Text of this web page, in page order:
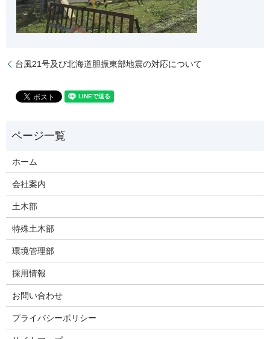
台風21号及び北海道胆振東部地震の対応について
ホーム
会社案内
土木部
特殊土木部
環境管理部
採用情報
お問い合わせ
プライバシーポリシー